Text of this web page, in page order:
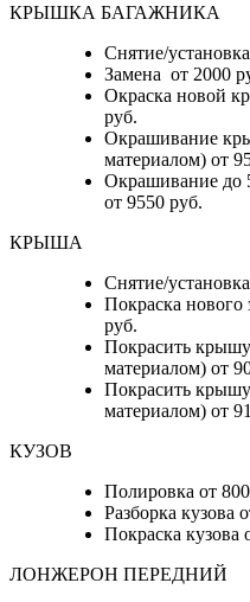
КРЫШКА БАГАЖНИКА
Снятие/
Замена от 2000
Окраска новой
руб.
Окрашивание
материалом) от
Окрашивание до
от 9550 руб.
КРЫША
Снятие/
Покраска нового
руб.
Покрасить
материалом) от
Покрасить
материалом) от
КУЗОВ
Полировка от
Разборка кузова
Покраска кузова
ЛОНЖЕРОН ПЕРЕДНИЙ